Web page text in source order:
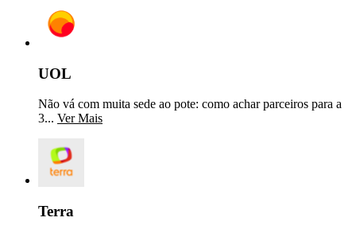
UOL
Não vá com muita sede ao pote: como achar parceiros para a
3... Ver Mais
Terra